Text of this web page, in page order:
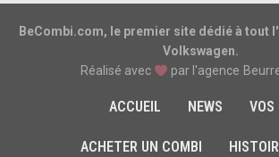
BeCombi.com, le premier site dédié à tout
Volkswagen.
Réalisé avec
par l'agence
ACCUEIL NEWS VOS
ACHETER UN COMBI